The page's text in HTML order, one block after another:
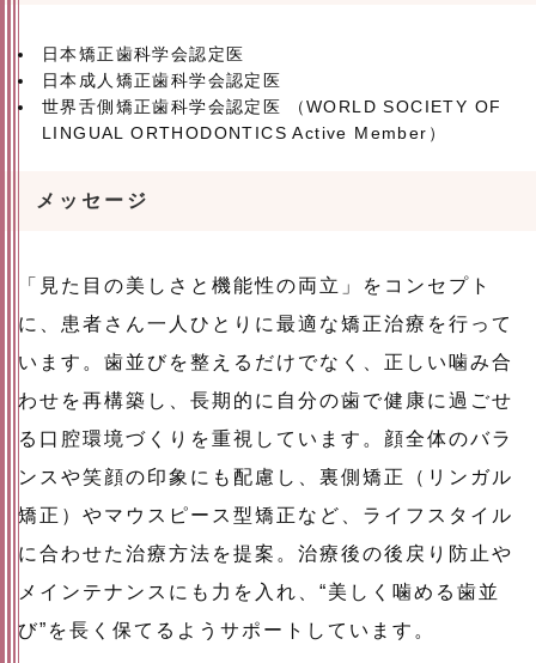
日本矯正歯科学会認定医
日本成人矯正歯科学会認定医
世界舌側矯正歯科学会認定医 （WORLD SOCIETY OF
LINGUAL ORTHODONTICS Active Member）
メッセージ
「見た目の美しさと機能性の両立」をコンセプト
に、患者さん一人ひとりに最適な矯正治療を行って
います。歯並びを整えるだけでなく、正しい噛み合
わせを再構築し、長期的に自分の歯で健康に過ごせ
る口腔環境づくりを重視しています。顔全体のバラ
ンスや笑顔の印象にも配慮し、裏側矯正（リンガル
矯正）やマウスピース型矯正など、ライフスタイル
に合わせた治療方法を提案。治療後の後戻り防止や
メインテナンスにも力を入れ、“美しく噛める歯並
び”を長く保てるようサポートしています。